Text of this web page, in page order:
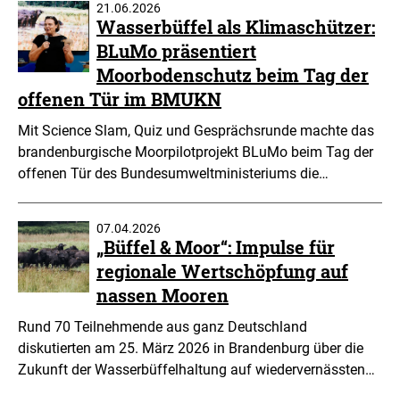
21.06.2026
Wasserbüffel als Klimaschützer:
BLuMo präsentiert
Moorbodenschutz beim Tag der
offenen Tür im BMUKN
Mit Science Slam, Quiz und Gesprächsrunde machte das
brandenburgische Moorpilotprojekt BLuMo beim Tag der
offenen Tür des Bundesumweltministeriums die…
07.04.2026
„Büffel & Moor“: Impulse für
regionale Wertschöpfung auf
nassen Mooren
Rund 70 Teilnehmende aus ganz Deutschland
diskutierten am 25. März 2026 in Brandenburg über die
Zukunft der Wasserbüffelhaltung auf wiedervernässten…